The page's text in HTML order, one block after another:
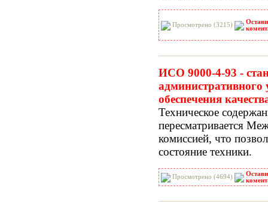
Просмотрено (3215)
ИСО 9000-4-93 -
административного
обеспечения
Техническое
пересматривается
комиссией, что
состояние техники.
Просмотрено (4694)